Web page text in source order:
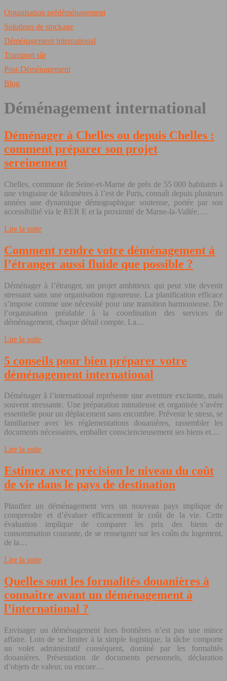
Organisation prédéménagement
Solutions de stockage
Déménagement international
Transport sûr
Post-Déménagement
Blog
Déménagement international
Déménager à Chelles ou depuis Chelles :
comment préparer son projet
sereinement
Chelles, commune de Seine-et-Marne de près de 55 000 habitants à
une vingtaine de kilomètres à l’est de Paris, connaît depuis plusieurs
années une dynamique démographique soutenue, portée par son
accessibilité via le RER E et la proximité de Marne-la-Vallée….
Lire la suite
Comment rendre votre déménagement à
l’étranger aussi fluide que possible ?
Déménager à l’étranger, un projet ambitieux qui peut vite devenir
stressant sans une organisation rigoureuse. La planification efficace
s’impose comme une nécessité pour une transition harmonieuse. De
l’organisation préalable à la coordination des services de
déménagement, chaque détail compte. La…
Lire la suite
5 conseils pour bien préparer votre
déménagement international
Déménager à l’international représente une aventure excitante, mais
souvent stressante. Une préparation minutieuse et organisée s’avère
essentielle pour un déplacement sans encombre. Prévenir le stress, se
familiariser avec les réglementations douanières, rassembler les
documents nécessaires, emballer consciencieusement ses biens et…
Lire la suite
Estimez avec précision le niveau du coût
de vie dans le pays de destination
Planifier un déménagement vers un nouveau pays implique de
comprendre et d’évaluer efficacement le coût de la vie. Cette
évaluation implique de comparer les prix des biens de
consommation courante, de se renseigner sur les coûts du logement,
de la…
Lire la suite
Quelles sont les formalités douanières à
connaître avant un déménagement à
l’international ?
Envisager un déménagement hors frontières n’est pas une mince
affaire. Loin de se limiter à la simple logistique, la tâche comporte
un volet administratif conséquent, dominé par les formalités
douanières. Présentation de documents personnels, déclaration
d’objets de valeur, ou encore…